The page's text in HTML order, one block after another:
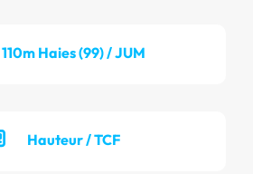
110m Haies (99) / JUM
Hauteur / TCF